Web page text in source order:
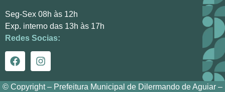
Seg-Sex 08h às 12h
Exp. interno das 13h às 17h
Redes Socias:
© Copyright – Prefeitura Municipal de Dilermando de Aguiar –